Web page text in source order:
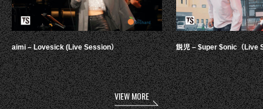
aimi – Lovesick (Live Session） 鋭児 – $uper $onic（Live
VIEW MORE